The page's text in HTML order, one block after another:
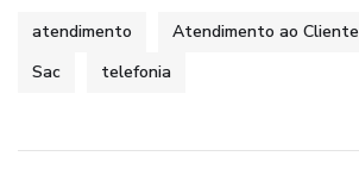
atendimento Atendimento ao Cliente
Sac
telefonia